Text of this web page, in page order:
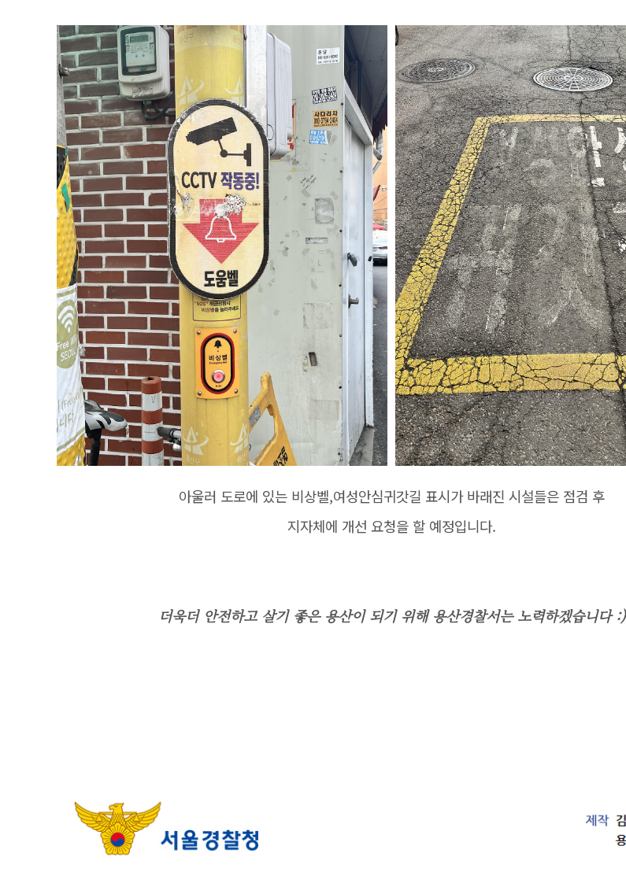
아울러 도로에 있는 비상벨,여성안심귀갓길 표시가 바래진 시설들은 점검 후
지자체에 개선 요청을 할 예정입니다.
더욱더 안전하고 살기 좋은 용산이 되기 위해 용산경찰서는 노력하겠습니다 :)